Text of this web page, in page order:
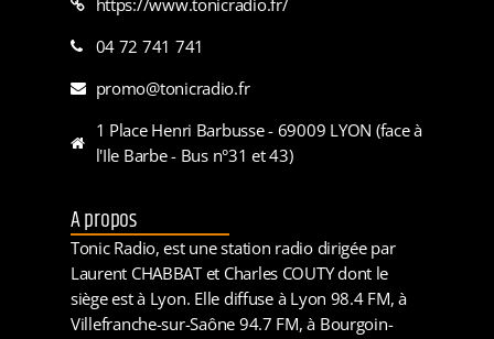
04 72 741 741
promo@tonicradio.fr
1 Place Henri Barbusse - 69009 LYON (face à
l'Ile Barbe - Bus n°31 et 43)
A propos
Tonic Radio, est une station radio dirigée par
Laurent CHABBAT et Charles COUTY dont le
siège est à Lyon. Elle diffuse à Lyon 98.4 FM, à
Villefranche-sur-Saône 94.7 FM, à Bourgoin-